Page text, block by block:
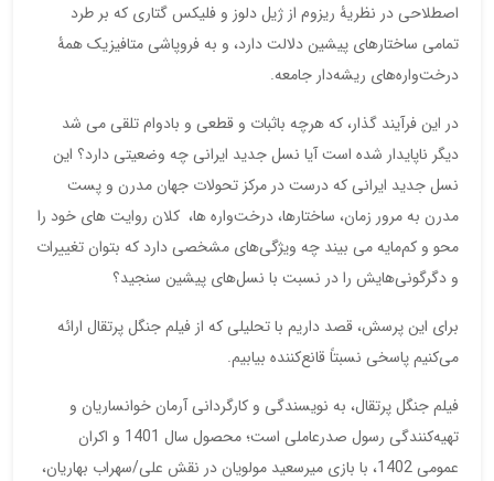
اصطلاحی در نظریۀ ریزوم از ژیل دلوز و فلیکس گتاری که بر طرد
تمامی ساختارهای پیشین دلالت دارد، و به فروپاشی متافیزیک همۀ
درخت‌واره‌های ریشه‌دار جامعه.
در این فرآیند گذار، که هرچه باثبات و قطعی و بادوام تلقی می شد
دیگر ناپایدار شده است آیا نسل جدید ایرانی چه وضعیتی دارد؟ این
نسل جدید ایرانی که درست در مرکز تحولات جهان مدرن و پست
مدرن به مرور زمان، ساختارها، درخت‌واره ها، کلان روایت های خود را
محو و کم‌مایه می بیند چه ویژگی‌های مشخصی دارد که بتوان تغییرات
و دگرگونی‌هایش را در نسبت با نسل‌های پیشین سنجید؟
برای این پرسش، قصد داریم با تحلیلی که از فیلم جنگل پرتقال ارائه
می‌کنیم پاسخی نسبتاً قانع‌کننده بیابیم.
فیلم جنگل پرتقال، به نویسندگی و کارگردانی آرمان خوانساریان و
تهیه‌کنندگی رسول صدرعاملی است؛ محصول سال 1401 و اکران
عمومی 1402، با بازی میرسعید مولویان در نقش علی/سهراب بهاریان،